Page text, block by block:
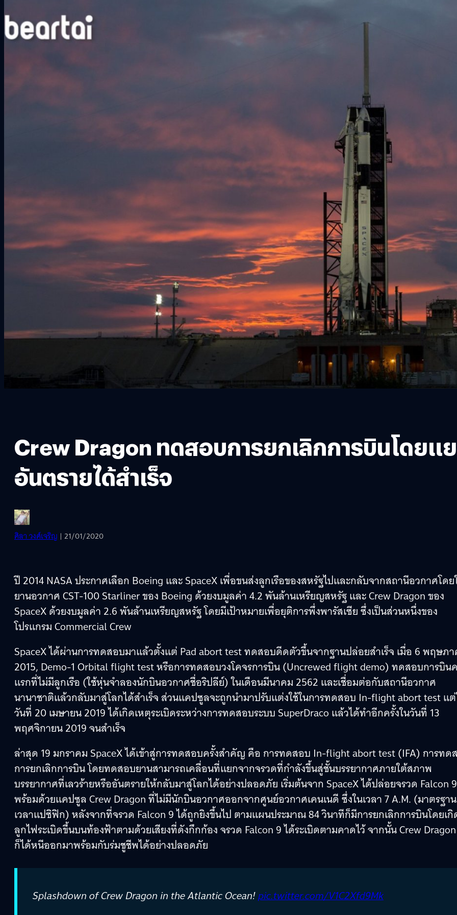
Crew Dragon ทดสอบการยกเลิกการบินโดยแ
อันตรายได้สำเร็จ
ศิลา วงศ์เจริญ | 21/01/2020
ปี 2014 NASA ประกาศเลือก Boeing และ SpaceX เพื่อขนส่งลูกเรือของสหรัฐไปและกลับจากสถานีอวกาศโดย
ยานอวกาศ CST-100 Starliner ของ Boeing ด้วยงบมูลค่า 4.2 พันล้านเหรียญสหรัฐ และ Crew Dragon ของ
SpaceX ด้วยงบมูลค่า 2.6 พันล้านเหรียญสหรัฐ โดยมีเป้าหมายเพื่อยุติการพึ่งพารัสเซีย ซึ่งเป็นส่วนหนึ่งของ
โปรแกรม Commercial Crew
SpaceX ได้ผ่านการทดสอบมาแล้วตั้งแต่ Pad abort test ทดสอบดีดตัวขึ้นจากฐานปล่อยสำเร็จ เมื่อ 6 พฤษภ
2015, Demo-1 Orbital flight test หรือการทดสอบวงโคจรการบิน (Uncrewed flight demo) ทดสอบการบิน
แรกที่ไม่มีลูกเรือ (ใช้หุ่นจำลองนักบินอวกาศชื่อริปลีย์) ในเดือนมีนาคม 2562 และเชื่อมต่อกับสถานีอวกาศ
นานาชาติแล้วกลับมาสู่โลกได้สำเร็จ ส่วนแคปซูลจะถูกนำมาปรับแต่งใช้ในการทดสอบ In-flight abort test แ
วันที่ 20 เมษายน 2019 ได้เกิดเหตุระเบิดระหว่างการทดสอบระบบ SuperDraco แล้วได้ทำอีกครั้งในวันที่ 13
พฤศจิกายน 2019 จนสำเร็จ
ล่าสุด 19 มกราคม SpaceX ได้เข้าสู่การทดสอบครั้งสำคัญ คือ การทดสอบ In-flight abort test (IFA) การทด
การยกเลิกการบิน โดยทดสอบยานสามารถเคลื่อนที่แยกจากจรวดที่กำลังขึ้นสู่ชั้นบรรยากาศภายใต้สภาพ
บรรยากาศที่เลวร้ายหรืออันตรายให้กลับมาสู่โลกได้อย่างปลอดภัย เริ่มต้นจาก SpaceX ได้ปล่อยจรวด Falcon 9
พร้อมด้วยแคปซูล Crew Dragon ที่ไม่มีนักบินอวกาศออกจากศูนย์อวกาศเคนเนดี ซึ่งในเวลา 7 A.M. (มาตรฐาน
เวลาแปซิฟิก) หลังจากที่จรวด Falcon 9 ได้ถูกยิงขึ้นไป ตามแผนประมาณ 84 วินาทีก็มีการยกเลิกการบินโดยเกิ
ลูกไฟระเบิดขึ้นบนท้องฟ้าตามด้วยเสียงที่ดังกึกก้อง จรวด Falcon 9 ได้ระเบิดตามคาดไว้ จากนั้น Crew Dragon
ก็ได้หนีออกมาพร้อมกับร่มชูชีพได้อย่างปลอดภัย
Splashdown of Crew Dragon in the Atlantic Ocean!pic.twitter.com/V1C2Xfd9Mk